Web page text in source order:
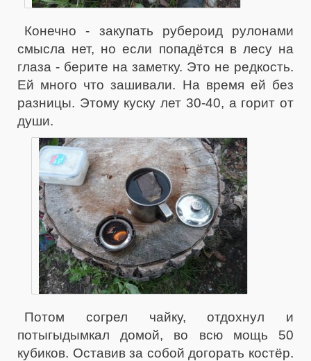
Конечно - закупать рубероид рулонами
смысла нет, но если попадётся в лесу на
глаза - берите на заметку. Это не редкость.
Ей много что зашивали. На время ей без
разницы. Этому куску лет 30-40, а горит от
души.
Потом согрел чайку, отдохнул и
потыгыдымкал домой, во всю мощь 50
кубиков. Оставив за собой догорать костёр.